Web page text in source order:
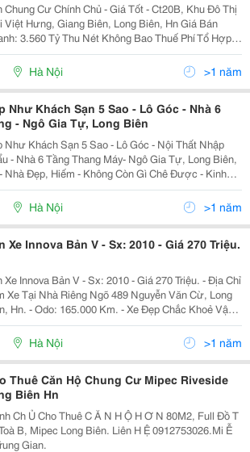
Chung Cư Chính Chủ - Giá Tốt - Ct20B, Khu Đô Thị
Việt Hưng, Giang Biên, Long Biên, Hn Giá Bán
3.560 Tỷ Thu Nét Không Bao Thuế Phí Tổ Hợp
Ở Vị Trí Siêu Đẹp. - 500M Sang Vincom Long Biên
Chi Cục Thuế Long Biên - 400M...
Hà Nội >1 năm
Như Khách Sạn 5 Sao - Lô Góc - Nhà 6
- Ngô Gia Tự, Long Biên
Như Khách Sạn 5 Sao - Lô Góc - Nội Thất Nhập
- Nhà 6 Tầng Thang Máy- Ngô Gia Tự, Long Biên,
Nhà Đẹp, Hiếm - Không Còn Gì Chê Được - Kinh
Bất Chấp, Ngõ Thông Tứ Tung. - 6 Tầng, Thang
Dt 48M, Tổng 4 Phòng Ngủ, 1 Phòng...
Hà Nội >1 năm
Xe Innova Bản V - Sx: 2010 - Giá 270 Triệu.
Xe Innova Bản V - Sx: 2010 - Giá 270 Triệu. - Địa Chỉ
Xe Tại Nhà Riêng Ngõ 489 Nguyễn Văn Cừ, Long
Hn. - Odo: 165.000 Km. - Xe Đẹp Chắc Khoẻ Vận
Êm Ái , Cam Kết Không Đâm Đụng ,Ko Ngập
Full Lịch Sử Bảo Dưỡng Định Kỳ Chính...
Hà Nội >1 năm
Thuê Căn Hộ Chung Cư Mipec Riveside
Biên Hn
Ch Ủ Cho Thuê C Ă N H Ộ H Ơ N 80M2, Full Đồ T
B, Mipec Long Biên. Liên H Ệ 0912753026.Mi Ễ
Gian.